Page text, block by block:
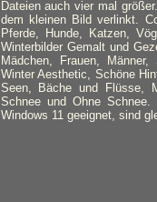
Dateien auch vier mal
dem kleinen Bild verlinkt.
Pferde, Hunde, Katzen,
Winterbilder Gemalt und
Mädchen, Frauen,
Winter Aesthetic, Schöne
Seen, Bäche und Flüsse,
Schnee und Ohne Schnee.
Windows 11 geeignet, sind